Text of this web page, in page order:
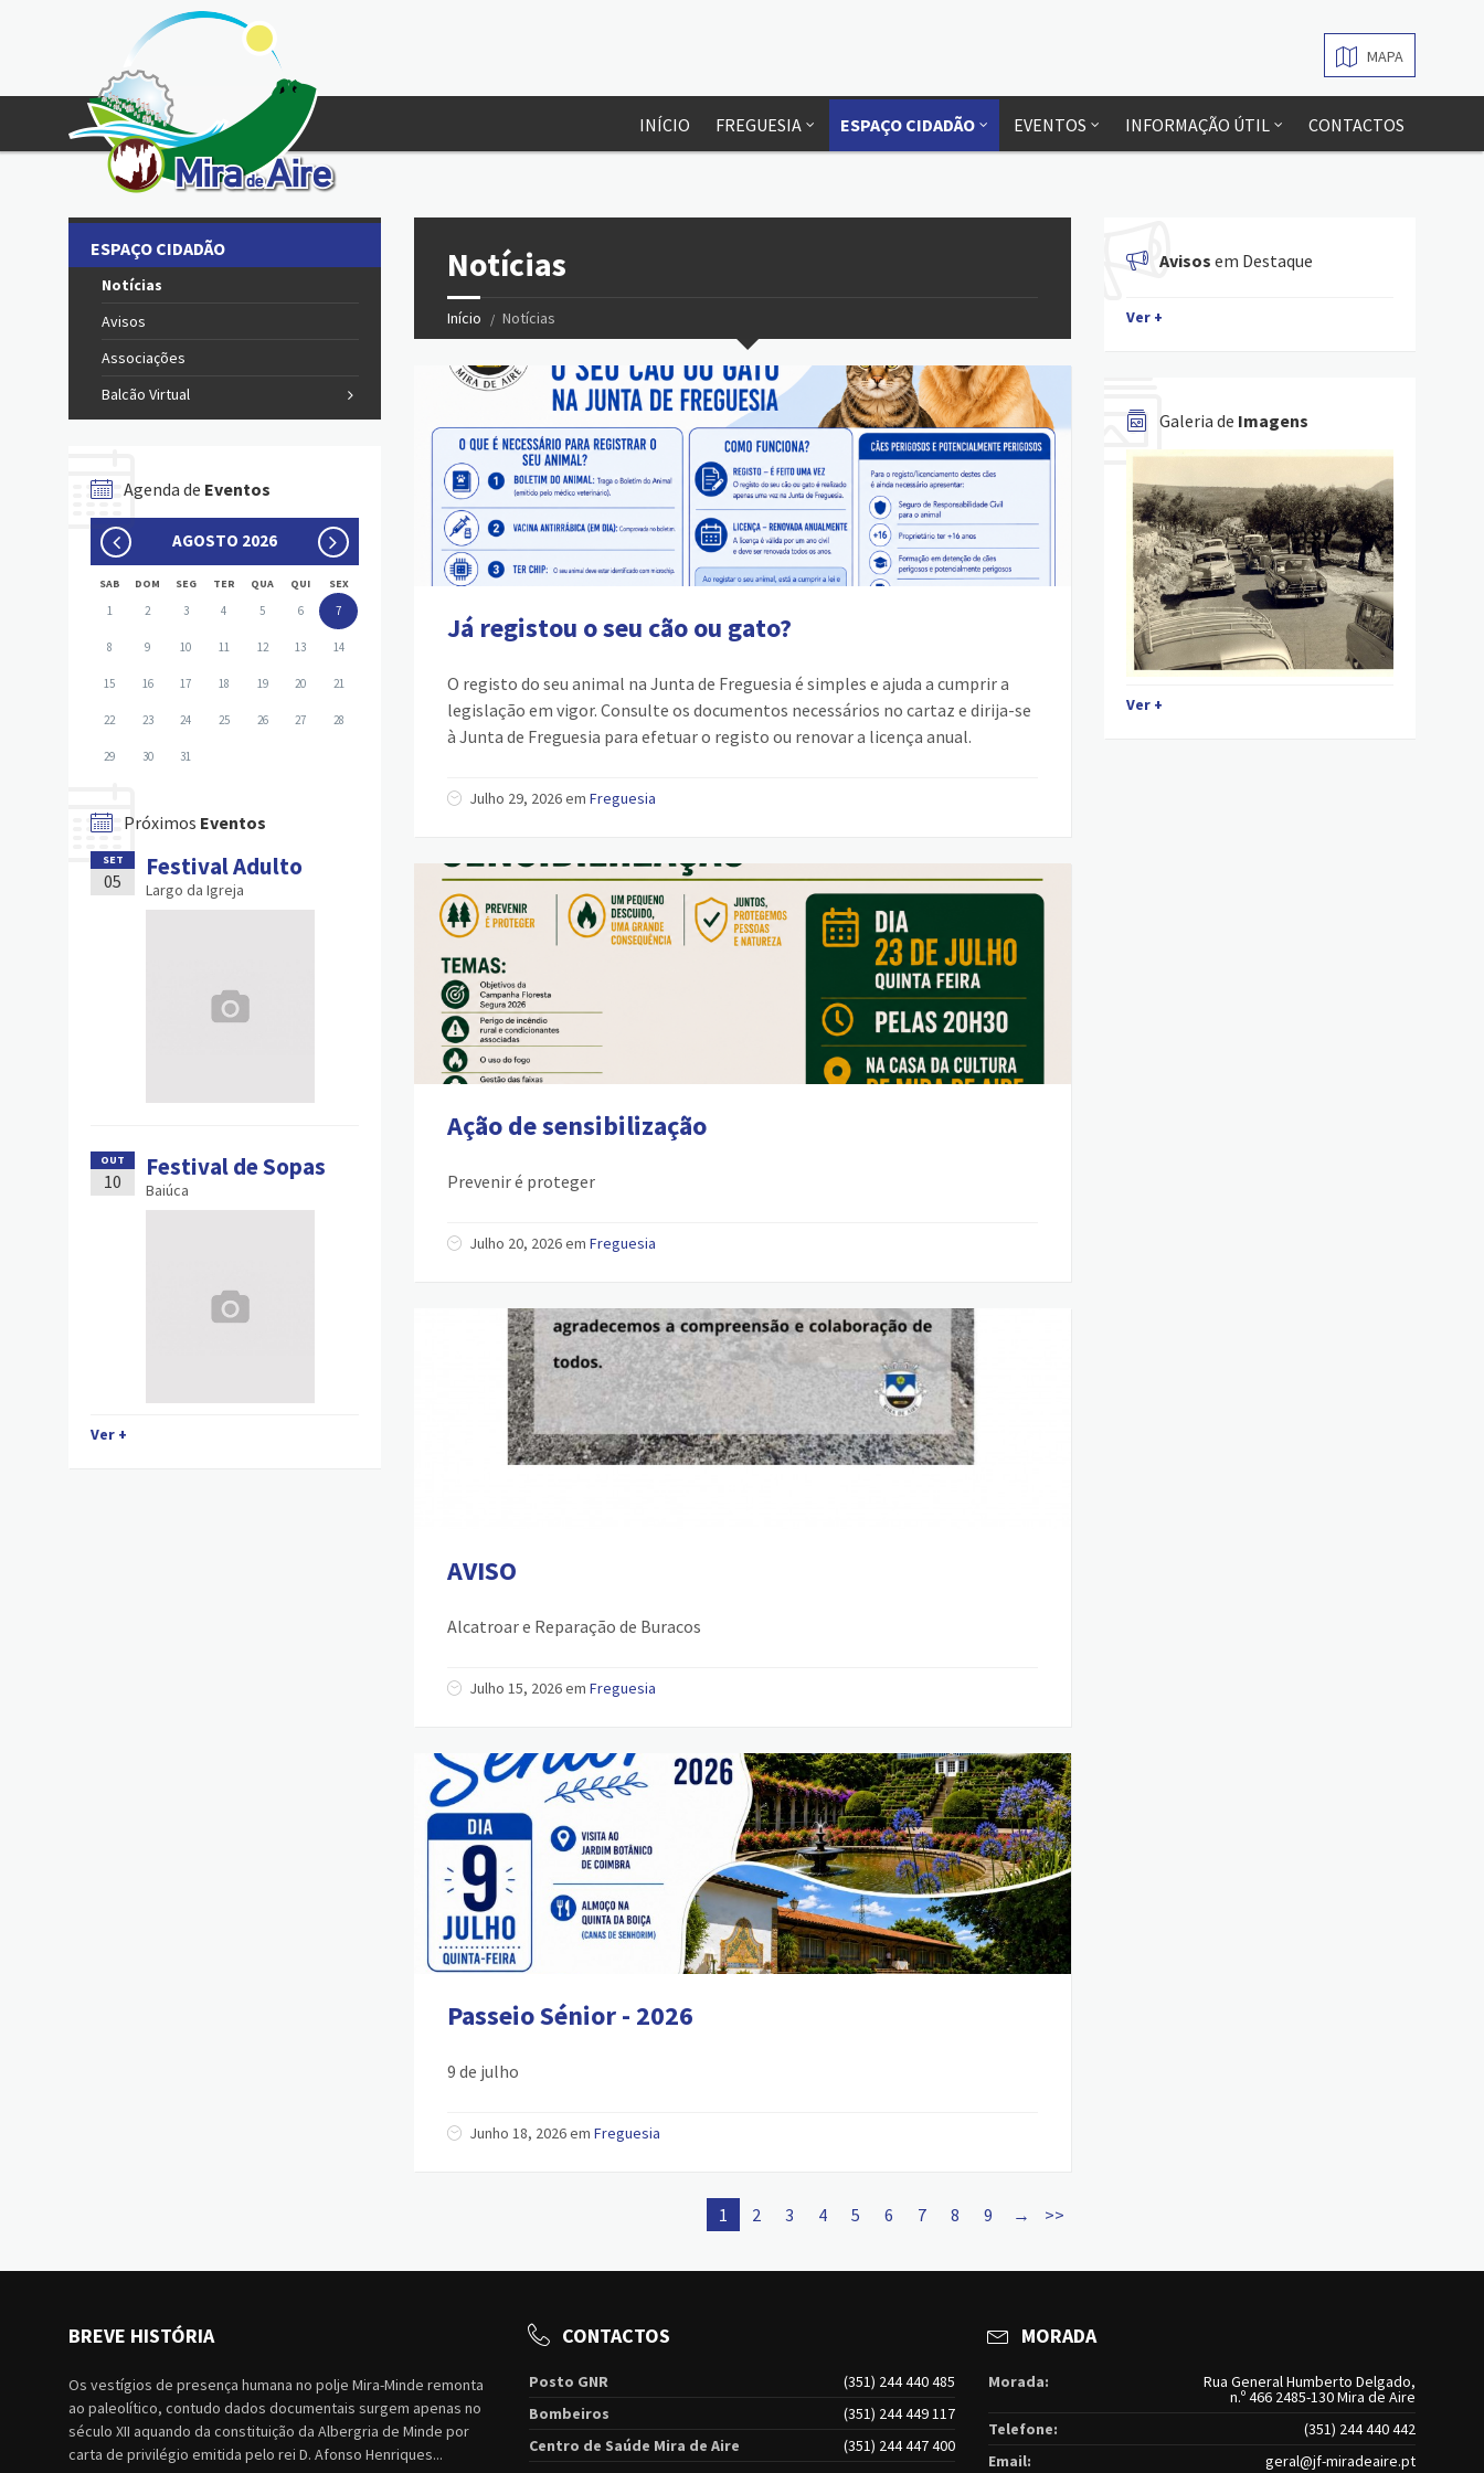
MAPA
INÍCIO FREGUESIA ESPAÇO CIDADÃO EVENTOS INFORMAÇÃO ÚTIL CONTACTOS
Notícias
Início Notícias
Já registou o seu cão ou gato?
O registo do seu animal na Junta de Freguesia é simples e ajuda a cumprir a
legislação em vigor. Consulte os documentos necessários no cartaz e dirija-se
à Junta de Freguesia para efetuar o registo ou renovar a licença anual.
Julho 29, 2026 em Freguesia
Ação de sensibilização
Prevenir é proteger
Julho 20, 2026 em Freguesia
AVISO
Alcatroar e Reparação de Buracos
Julho 15, 2026 em Freguesia
Passeio Sénior - 2026
9 de julho
Junho 18, 2026 em Freguesia
1 2 3 4 5 6 7 8 9 → >>
ESPAÇO CIDADÃO
Notícias
Avisos
Associações
Balcão Virtual
Agenda de Eventos
AGOSTO 2026
SAB DOM SEG TER QUA QUI SEX
1 2 3 4 5 6 7
8 9 10 11 12 13 14
15 16 17 18 19 20 21
22 23 24 25 26 27 28
29 30 31
Próximos Eventos
SET
05 Festival Adulto
Largo da Igreja
OUT
10 Festival de Sopas
Baiúca
Ver +
Avisos em Destaque
Ver +
Galeria de Imagens
Ver +
BREVE HISTÓRIA
Os vestígios de presença humana no polje Mira-Minde remonta
ao paleolítico, contudo dados documentais surgem apenas no
século XII aquando da constituição da Albergria de Minde por
carta de privilégio emitida pelo rei D. Afonso Henriques...
CONTACTOS
Posto GNR
(351) 244 440 485
Bombeiros
(351) 244 449 117
Centro de Saúde Mira de Aire
(351) 244 447 400
MORADA
Morada: Rua General Humberto Delgado,
n.º 466 2485-130 Mira de Aire
Telefone:
(351) 244 440 442
Email:
geral@jf-miradeaire.pt